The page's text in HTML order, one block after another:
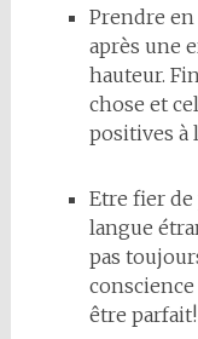
Prendre
après une
hauteur.
chose et
positives à
Etre fier
langue
pas
être parfait!